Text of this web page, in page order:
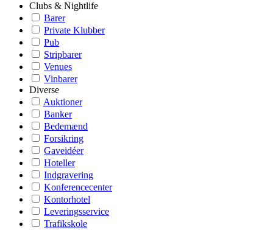
Clubs & Nightlife
Barer
Private Klubber
Pub
Stripbarer
Venues
Vinbarer
Diverse
Auktioner
Banker
Bedemænd
Forsikring
Gaveidéer
Hoteller
Indgravering
Konferencecenter
Kontorhotel
Leveringsservice
Trafikskole